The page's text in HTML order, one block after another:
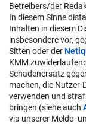
Betreibers/der
In diesem Sinne
Inhalten in diesem
insbesondere vor,
Sitten oder der
KMM
Schadenersatz
machen, die
verwenden und
bringen (siehe auch
via unserer Melde-